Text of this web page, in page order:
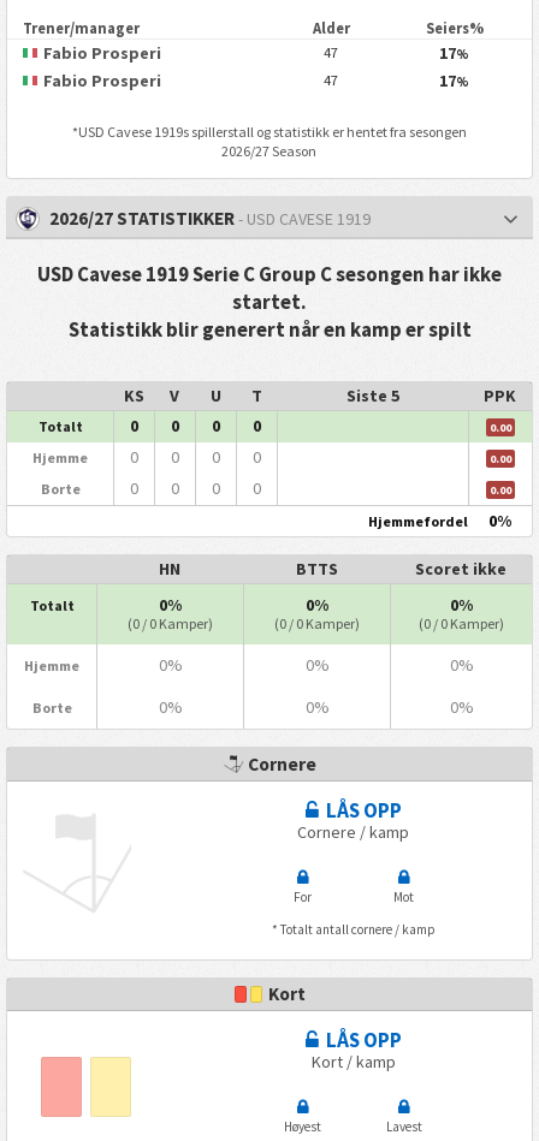
Trener/manager Alder Seiers%
Fabio Prosperi 47 17%
Fabio Prosperi 47 17%
*USD Cavese 1919s spillerstall og statistikk er hentet fra sesongen
2026/27 Season
2026/27 STATISTIKKER- USD CAVESE 1919
USD Cavese 1919 Serie C Group C sesongen har ikke
startet.
Statistikk blir generert når en kamp er spilt
KS V U T Siste 5 PPK
Totalt 0 0 0 0 0.00
Hjemme 0 0 0 0 0.00
Borte 0 0 0 0 0.00
Hjemmefordel 0%
HN BTTS Scoret ikke
Totalt 0%
(0 / 0 Kamper)
0%
(0 / 0 Kamper)
0%
(0 / 0 Kamper)
Hjemme 0% 0% 0%
Borte 0% 0% 0%
Cornere
LÅS OPP
Cornere / kamp
For
Mot
* Totalt antall cornere / kamp
Kort
LÅS OPP
Kort / kamp
Høyest
Lavest